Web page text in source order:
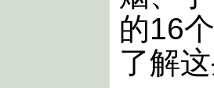
的16
了解